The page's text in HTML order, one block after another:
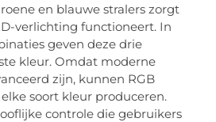
en blauwe stralers zorgt
verlichting functioneert. In
geven deze drie
kleur. Omdat moderne
zijn, kunnen RGB
soort kleur produceren.
controle die gebruikers